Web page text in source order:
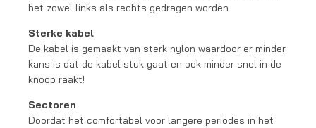
het zowel links als rechts gedragen worden.
Sterke kabel
De kabel is gemaakt van sterk nylon waardoor er minder
kans is dat de kabel stuk gaat en ook minder snel in de
knoop raakt!
Sectoren
Doordat het comfortabel voor langere periodes in het